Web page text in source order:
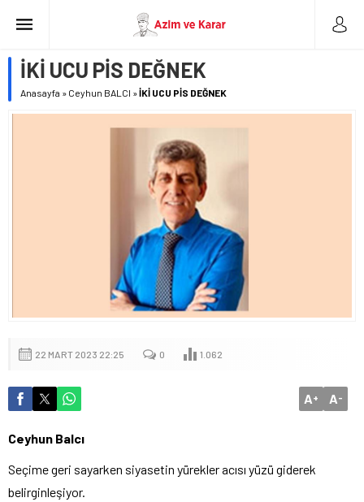
İKİ UCU PİS DEĞNEK
Anasayfa » Ceyhun BALCI »İKİ UCU PİS DEĞNEK
22 MART 2023 22:25 0 1.062
A+ A-
Ceyhun Balcı
Seçime geri sayarken siyasetin yürekler acısı yüzü giderek
belirginleşiyor.